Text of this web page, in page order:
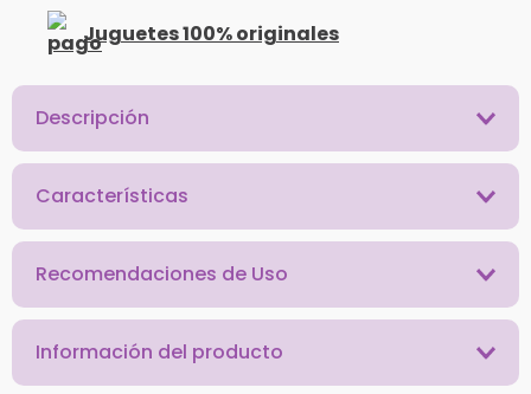
Juguetes 100% originales
Descripción
Características
Recomendaciones de Uso
Información del producto